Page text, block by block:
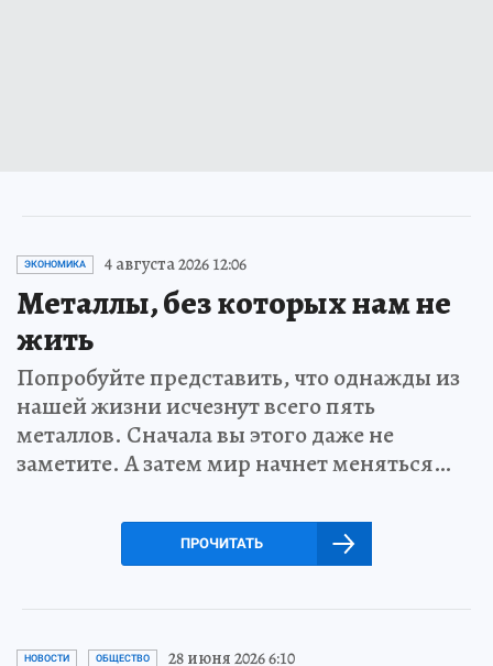
ЭКОНОМИКА 4 августа 2026 12:06
Металлы, без которых нам не
жить
Попробуйте представить, что однажды из
нашей жизни исчезнут всего пять
металлов. Сначала вы этого даже не
заметите. А затем мир начнет меняться…
ПРОЧИТАТЬ
НОВОСТИ ОБЩЕСТВО 28 июня 2026 6:10